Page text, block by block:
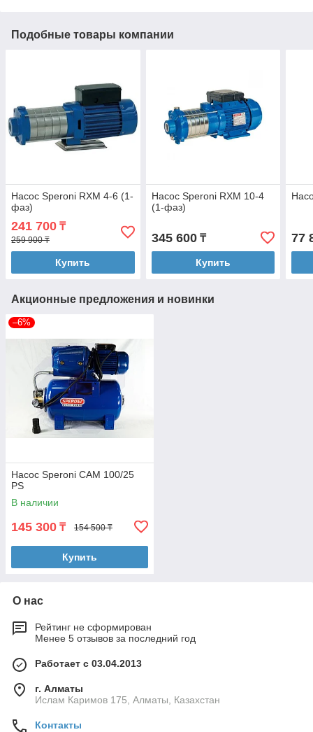
Подобные товары компании
Насос Speroni RXМ 4-6 (1-
фаз)
241 700 ₸
259 900 ₸
Купить
Насос Speroni RXM 10-4
(1-фаз)
345 600₸
Купить
77
Акционные предложения и новинки
–6%
Насос Speroni CAM 100/25
PS
В наличии
145 300 ₸ 154 500 ₸
Купить
О нас
Рейтинг не сформирован
Менее 5 отзывов за последний год
Работает с 03.04.2013
г. Алматы
Ислам Каримов 175, Алматы, Казахстан
Контакты